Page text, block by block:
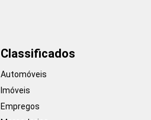
Classificados
Automóveis
Imóveis
Empregos